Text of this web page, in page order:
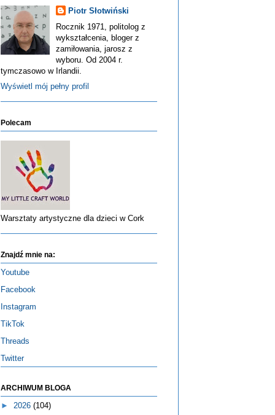
Piotr Słotwiński
Rocznik 1971, politolog z
wykształcenia, bloger z
zamiłowania, jarosz z
wyboru. Od 2004 r.
tymczasowo w Irlandii.
Wyświetl mój pełny profil
Polecam
Warsztaty artystyczne dla dzieci w Cork
Znajdź mnie na:
Youtube
Facebook
Instagram
TikTok
Threads
Twitter
ARCHIWUM BLOGA
► 2026 (104)